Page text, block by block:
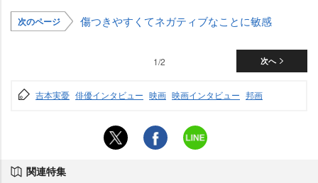
次のページ 傷つきやすくてネガティブなことに敏感
次へ
1/2
吉本実憂 俳優インタビュー 映画 映画インタビュー 邦画
関連特集